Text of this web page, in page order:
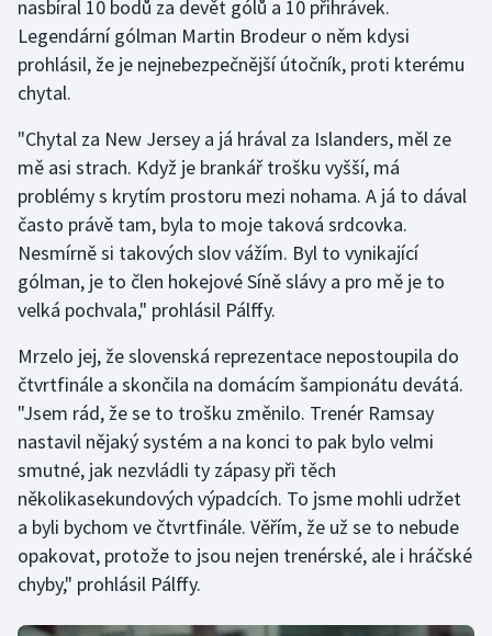
nasbíral 10 bodů za devět gólů a 10 přihrávek.
Legendární gólman Martin Brodeur o něm kdysi
prohlásil, že je nejnebezpečnější útočník, proti kterému
chytal.
"Chytal za New Jersey a já hrával za Islanders, měl ze
mě asi strach. Když je brankář trošku vyšší, má
problémy s krytím prostoru mezi nohama. A já to dával
často právě tam, byla to moje taková srdcovka.
Nesmírně si takových slov vážím. Byl to vynikající
gólman, je to člen hokejové Síně slávy a pro mě je to
velká pochvala," prohlásil Pálffy.
Mrzelo jej, že slovenská reprezentace nepostoupila do
čtvrtfinále a skončila na domácím šampionátu devátá.
"Jsem rád, že se to trošku změnilo. Trenér Ramsay
nastavil nějaký systém a na konci to pak bylo velmi
smutné, jak nezvládli ty zápasy při těch
několikasekundových výpadcích. To jsme mohli udržet
a byli bychom ve čtvrtfinále. Věřím, že už se to nebude
opakovat, protože to jsou nejen trenérské, ale i hráčské
chyby," prohlásil Pálffy.